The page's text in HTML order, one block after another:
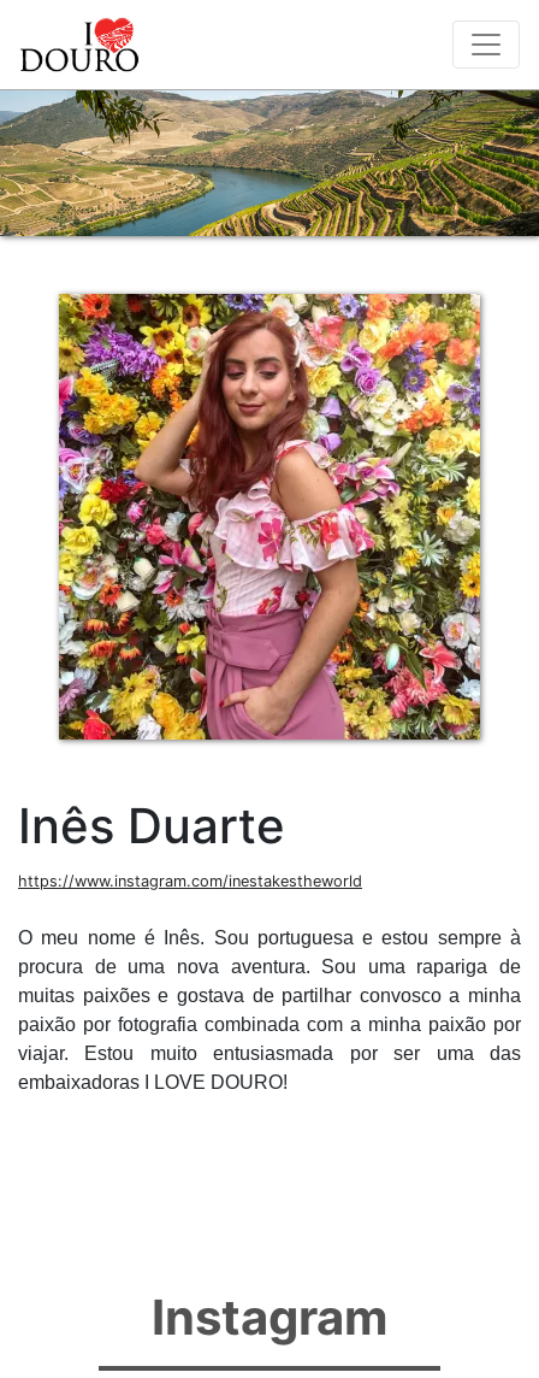
Inês Duarte
https://www.instagram.com/inestakestheworld
O meu nome é Inês. Sou portuguesa e estou sempre à
procura de uma nova aventura. Sou uma rapariga de
muitas paixões e gostava de partilhar convosco a minha
paixão por fotografia combinada com a minha paixão por
viajar. Estou muito entusiasmada por ser uma das
embaixadoras I LOVE DOURO!
Instagram